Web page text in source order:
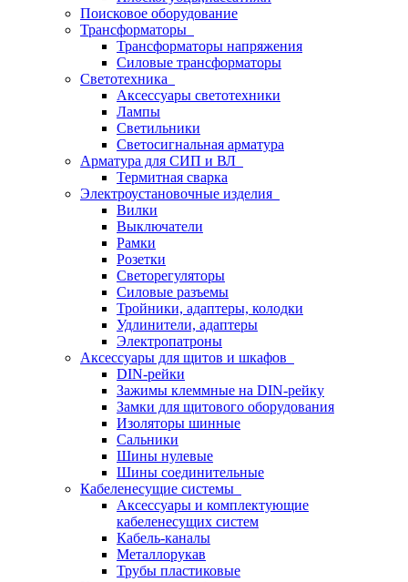
Поисковое оборудование
Трансформаторы
Трансформаторы напряжения
Силовые трансформаторы
Светотехника
Аксессуары светотехники
Лампы
Светильники
Светосигнальная арматура
Арматура для СИП и ВЛ
Термитная сварка
Электроустановочные изделия
Вилки
Выключатели
Рамки
Розетки
Светорегуляторы
Силовые разъемы
Тройники, адаптеры, колодки
Удлинители, адаптеры
Электропатроны
Аксессуары для щитов и шкафов
DIN-рейки
Зажимы клеммные на DIN-рейку
Замки для щитового оборудования
Изоляторы шинные
Сальники
Шины нулевые
Шины соединительные
Кабеленесущие системы
Аксессуары и комплектующие
кабеленесущих систем
Кабель-каналы
Металлорукав
Трубы пластиковые